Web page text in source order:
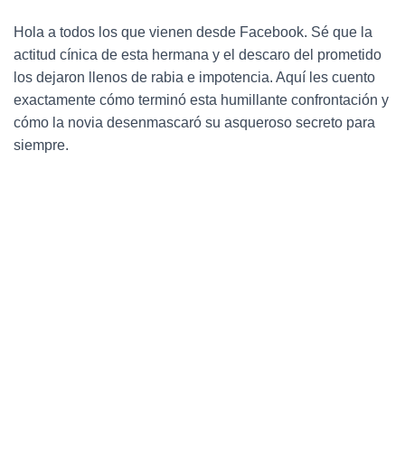
I
Ó
Hola a todos los que vienen desde Facebook. Sé que la
actitud cínica de esta hermana y el descaro del prometido
los dejaron llenos de rabia e impotencia. Aquí les cuento
exactamente cómo terminó esta humillante confrontación y
cómo la novia desenmascaró su asqueroso secreto para
siempre.